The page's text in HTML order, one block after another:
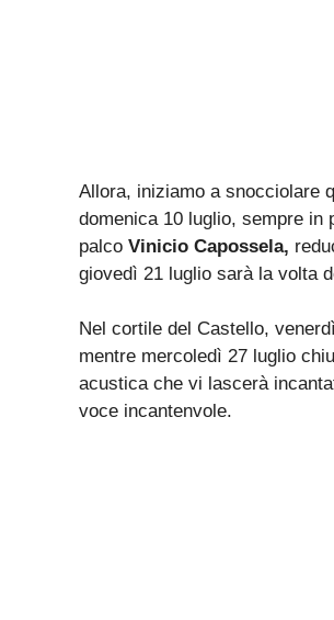
Allora, iniziamo a snocciolare
domenica 10 luglio, sempre in
palco Vinicio Capossela,
giovedì 21 luglio sarà la volta
Nel cortile del Castello,
mentre mercoledì 27 luglio
acustica che vi lascerà
voce incantenvole.